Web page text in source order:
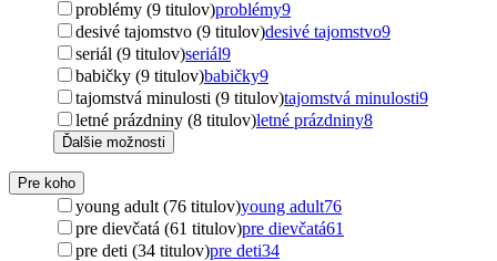
problémy (9 titulov)problémy9
desivé tajomstvo (9 titulov)desivé tajomstvo9
seriál (9 titulov)seriál9
babičky (9 titulov)babičky9
tajomstvá minulosti (9 titulov)tajomstvá minulosti9
letné prázdniny (8 titulov)letné prázdniny8
Ďalšie možnosti
Pre koho
young adult (76 titulov)young adult76
pre dievčatá (61 titulov)pre dievčatá61
pre deti (34 titulov)pre deti34